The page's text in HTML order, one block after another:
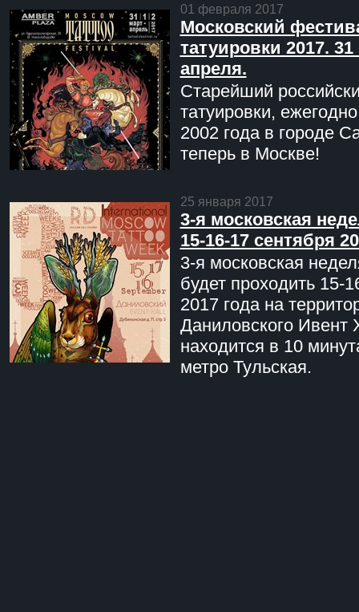
01 февраля 2017
Московский
татуировки 2017. 31
апреля.
Старейший
татуировки,
2002 года в городе
теперь в Москве!
25 января 2017
3-я московская
15-16-17 сентября
3-я московская
будет проходить 15-
2017 года на
Даниловского Ивент
находится в 10
метро Тульская.